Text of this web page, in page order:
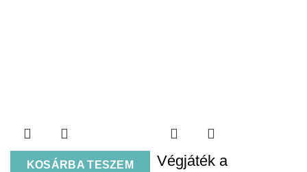
KOSÁRBA TESZEM
Végjáték a